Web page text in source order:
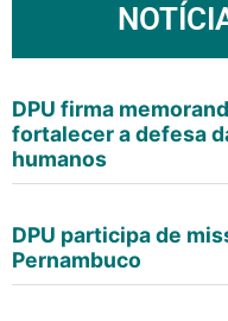
DPU firma
fortalecer a defesa
humanos
DPU participa de
Pernambuco